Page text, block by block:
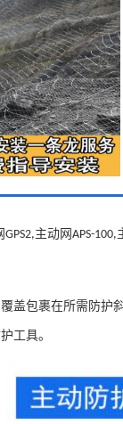
GPS2,主动网APS-100,
盖包裹在所需防
工具。